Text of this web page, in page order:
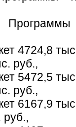
4724,8
руб.,
5472,5
руб.,
6167,9
руб.,